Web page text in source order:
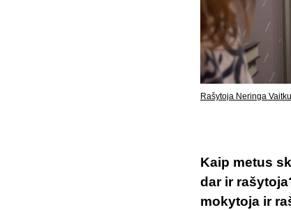
Rašytoja Neringa
Kaip metus
dar ir
mokytoja ir